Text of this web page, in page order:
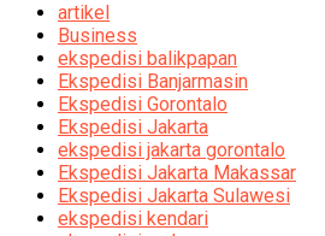
artikel
Business
ekspedisi balikpapan
Ekspedisi Banjarmasin
Ekspedisi Gorontalo
Ekspedisi Jakarta
ekspedisi jakarta gorontalo
Ekspedisi Jakarta Makassar
Ekspedisi Jakarta Sulawesi
ekspedisi kendari